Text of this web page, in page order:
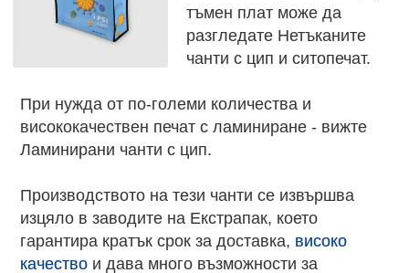
тъмен плат може да
разгледате Нетъканите
чанти с цип и ситопечат.
При нужда от по-големи количества и
висококачествен печат с ламиниране - вижте
Ламинирани чанти с цип.
Производството на тези чанти се извършва
изцяло в заводите на Екстрапак, което
гарантира кратък срок за доставка, високо
качествои дава много възможности за